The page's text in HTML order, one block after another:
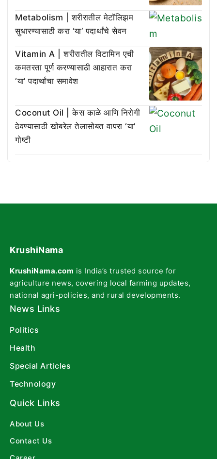
Metabolism | शरीरातील मेटॉलिझम
सुधारण्यासाठी करा ‘या’ पदार्थांचे सेवन
Vitamin A | शरीरातील विटामिन एची
कमतरता पूर्ण करण्यासाठी आहारात करा
‘या’ पदार्थांचा समावेश
Coconut Oil | केस काळे आणि निरोगी
ठेवण्यासाठी खोबरेल तेलासोबत वापरा ‘या’
गोष्टी
KrushiNama
KrushiNama.com is India’s trusted source for
agriculture news, covering local farming updates,
national agri-policies, and rural developments.
News Links
Politics
Health
Special Articles
Technology
Quick Links
About Us
Contact Us